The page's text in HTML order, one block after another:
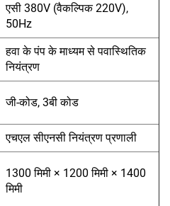
एसी 380V (वैकल्पिक 220V),
50Hz
हवा के पंप के माध्यम से पवास्थितिक
नियंत्रण
जी-कोड, 3बी कोड
एचएल सीएनसी नियंत्रण प्रणाली
1300 मिमी × 1200 मिमी × 1400
मिमी